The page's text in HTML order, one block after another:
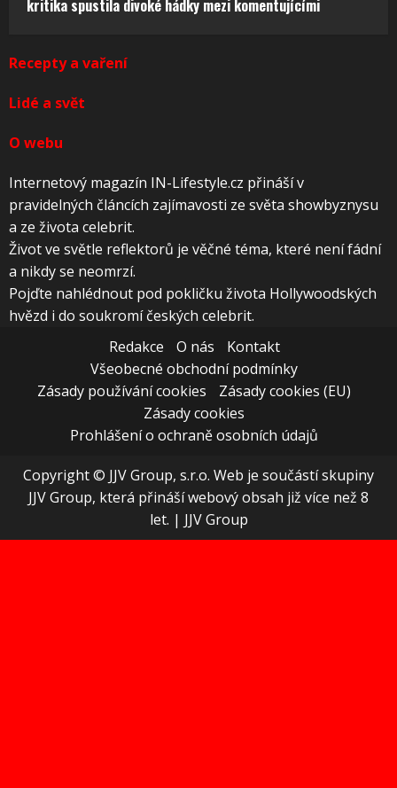
kritika spustila divoké hádky mezi komentujícími
Recepty a vaření
Lidé a svět
O webu
Internetový magazín IN-Lifestyle.cz přináší v
pravidelných článcích zajímavosti ze světa showbyznysu
a ze života celebrit.
Život ve světle reflektorů je věčné téma, které není fádní
a nikdy se neomrzí.
Pojďte nahlédnout pod pokličku života Hollywoodských
hvězd i do soukromí českých celebrit.
Redakce
O nás
Kontakt
Všeobecné obchodní podmínky
Zásady používání cookies
Zásady cookies (EU)
Zásady cookies
Prohlášení o ochraně osobních údajů
Copyright © JJV Group, s.r.o. Web je součástí skupiny
JJV Group, která přináší webový obsah již více než 8
let. | JJV Group